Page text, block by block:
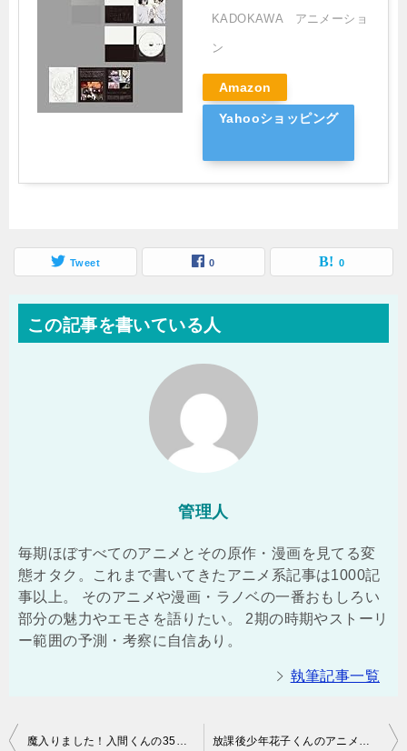
KADOKAWA アニメーショ
ン
Amazon
Yahooショッピング
Tweet 0 0
この記事を書いている人
管理人
毎期ほぼすべてのアニメとその原作・漫画を見てる変
態オタク。これまで書いてきたアニメ系記事は1000記
事以上。 そのアニメや漫画・ラノベの一番おもしろい
部分の魅力やエモさを語りたい。 2期の時期やストーリ
ー範囲の予測・考察に自信あり。
執筆記事一覧
投
魔入りました！入間くんの35巻の発売日はいつ？表紙や特典にあらすじや感想！（ネタバレ注意） 放課後少年花子くんのアニメの1話「放課後の花子くん」「もっけの野望」は原作・漫画の何巻？ストーリー・あらすじと感想！（ネタバレ注意）